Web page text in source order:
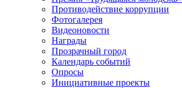
Противодействие коррупции
Фотогалерея
Видеоновости
Награды
Прозрачный город
Календарь событий
Опросы
Инициативные проекты